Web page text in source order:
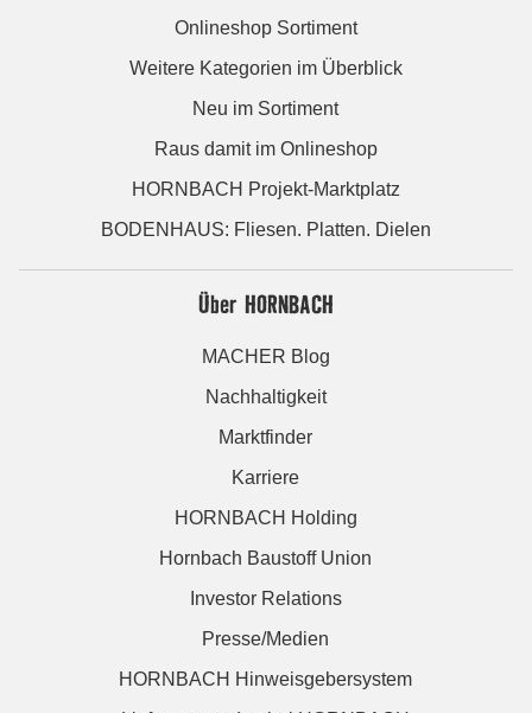
Onlineshop Sortiment
Weitere Kategorien im Überblick
Neu im Sortiment
Raus damit im Onlineshop
HORNBACH Projekt-Marktplatz
BODENHAUS: Fliesen. Platten. Dielen
Über HORNBACH
MACHER Blog
Nachhaltigkeit
Marktfinder
Karriere
HORNBACH Holding
Hornbach Baustoff Union
Investor Relations
Presse/Medien
HORNBACH Hinweisgebersystem